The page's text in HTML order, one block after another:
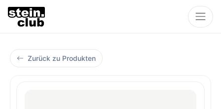
Zurück zu Produkten